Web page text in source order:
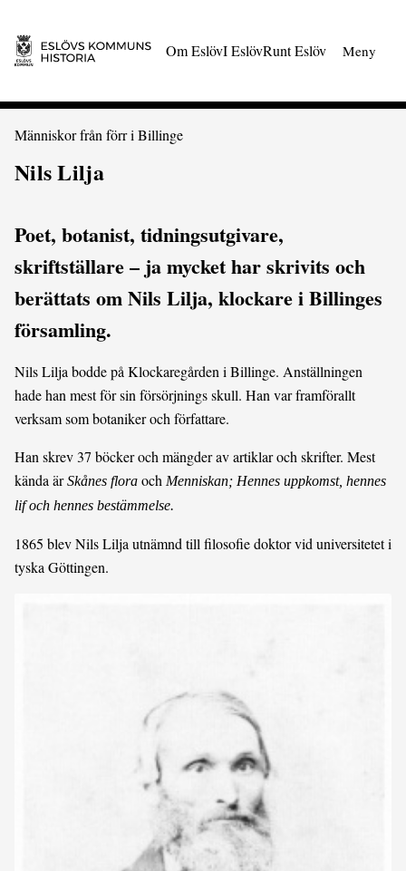
Om EslövI EslövRunt Eslöv Meny
Du är här:
Människor från förr i Billinge
Nils Lilja
Poet, botanist, tidningsutgivare,
skriftställare – ja mycket har skrivits och
berättats om Nils Lilja, klockare i Billinges
församling.
Nils Lilja bodde på Klockaregården i Billinge. Anställningen
hade han mest för sin försörjnings skull. Han var framförallt
verksam som botaniker och författare.
Han skrev 37 böcker och mängder av artiklar och skrifter. Mest
kända ärSkånes flora och Menniskan; Hennes uppkomst, hennes
lif och hennes bestämmelse.
1865 blev Nils Lilja utnämnd till filosofie doktor vid universitetet i
tyska Göttingen.